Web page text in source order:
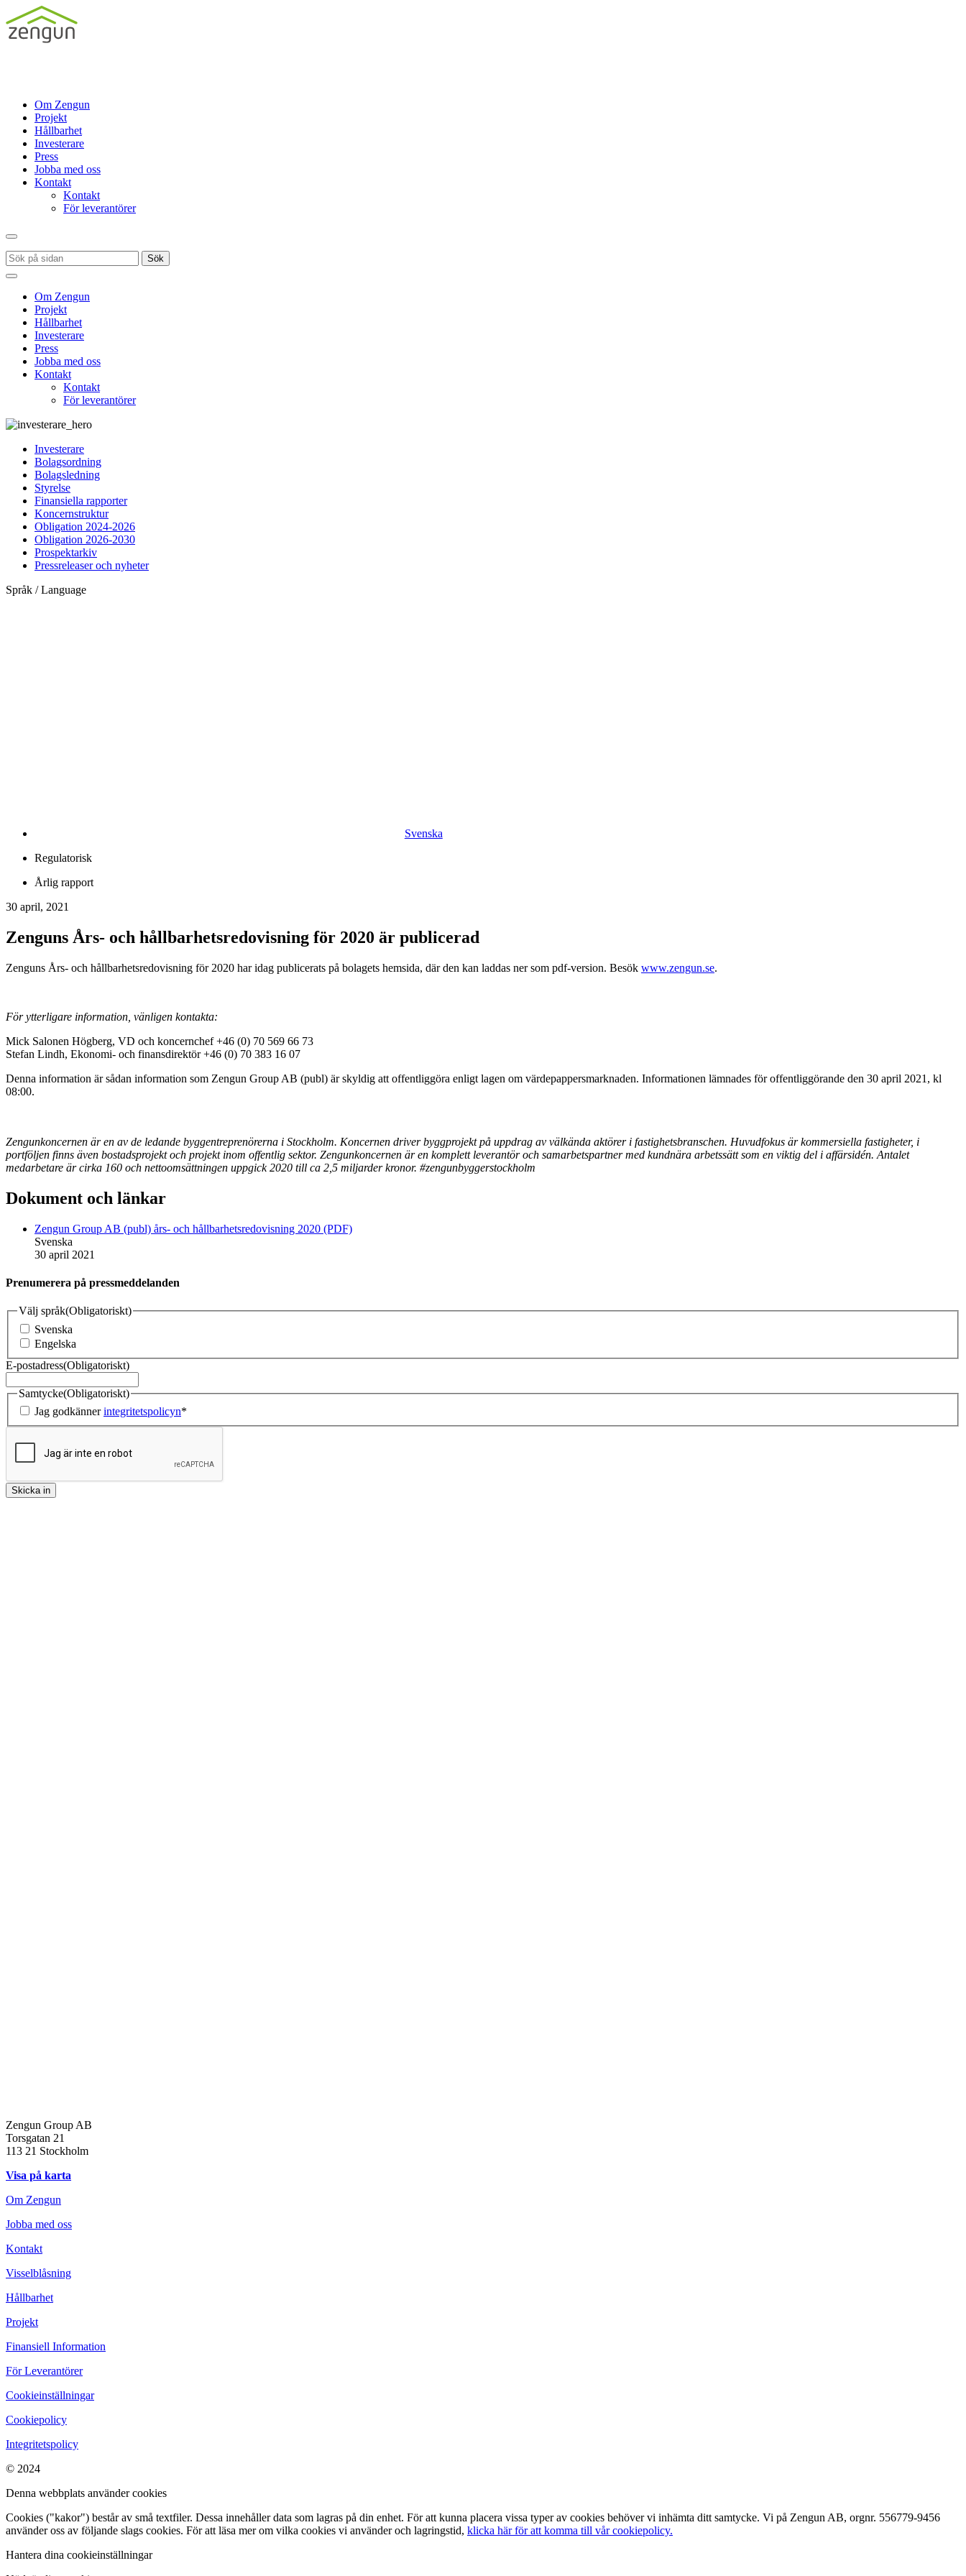
Om Zengun
Projekt
Hållbarhet
Investerare
Press
Jobba med oss
Kontakt
Kontakt
För leverantörer
Sök
Om Zengun
Projekt
Hållbarhet
Investerare
Press
Jobba med oss
Kontakt
Kontakt
För leverantörer
Investerare
Bolagsordning
Bolagsledning
Styrelse
Finansiella rapporter
Koncernstruktur
Obligation 2024-2026
Obligation 2026-2030
Prospektarkiv
Pressreleaser och nyheter
Språk / Language
Svenska
Regulatorisk
Årlig rapport
30 april, 2021
Zenguns Års- och hållbarhetsredovisning för 2020 är publicerad
Zenguns Års- och hållbarhetsredovisning för 2020 har idag publicerats på bolagets hemsida, där den kan laddas ner som pdf-version. Besök www.zengun.se.
För ytterligare information, vänligen kontakta:
Mick Salonen Högberg, VD och koncernchef +46 (0) 70 569 66 73
Stefan Lindh, Ekonomi- och finansdirektör +46 (0) 70 383 16 07
Denna information är sådan information som Zengun Group AB (publ) är skyldig att offentliggöra enligt lagen om värdepappersmarknaden. Informationen lämnades för offentliggörande den 30 april 2021, kl
08:00.
Zengunkoncernen är en av de ledande byggentreprenörerna i Stockholm. Koncernen driver byggprojekt på uppdrag av välkända aktörer i fastighetsbranschen. Huvudfokus är kommersiella fastigheter, i
portföljen finns även bostadsprojekt och projekt inom offentlig sektor. Zengunkoncernen är en komplett leverantör och samarbetspartner med kundnära arbetssätt som en viktig del i affärsidén. Antalet
medarbetare är cirka 160 och nettoomsättningen uppgick 2020 till ca 2,5 miljarder kronor. #zengunbyggerstockholm
Dokument och länkar
Zengun Group AB (publ) års- och hållbarhetsredovisning 2020 (PDF)
Svenska
30 april 2021
Prenumerera på pressmeddelanden
Välj språk(Obligatoriskt)
Svenska
Engelska
E-postadress(Obligatoriskt)
Samtycke(Obligatoriskt)
Jag godkännerintegritetspolicyn*
Skicka in
Zengun Group AB
Torsgatan 21
113 21 Stockholm
Visa på karta
Om Zengun
Jobba med oss
Kontakt
Visselblåsning
Hållbarhet
Projekt
Finansiell Information
För Leverantörer
Cookieinställningar
Cookiepolicy
Integritetspolicy
© 2024
Denna webbplats använder cookies
Cookies ("kakor") består av små textfiler. Dessa innehåller data som lagras på din enhet. För att kunna placera vissa typer av cookies behöver vi inhämta ditt samtycke. Vi på Zengun AB, orgnr. 556779-9456
använder oss av följande slags cookies. För att läsa mer om vilka cookies vi använder och lagringstid, klicka här för att komma till vår cookiepolicy.
Hantera dina cookieinställningar